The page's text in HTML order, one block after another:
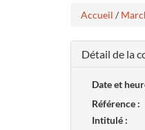
Accueil /
Détail de la
Date et
Référence :
Intitulé :